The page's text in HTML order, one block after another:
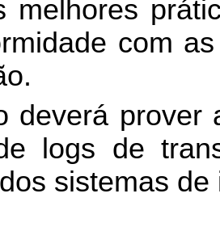
melhores
com
deverá prover
logs de
sistemas